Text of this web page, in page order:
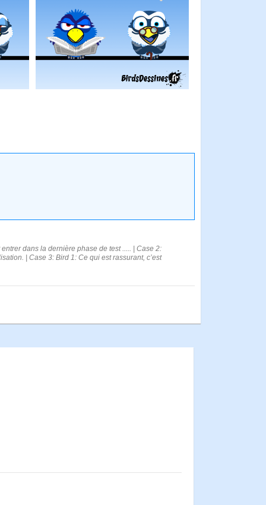
dans la dernière phase de test ..... | Case 2:
| Case 3: Bird 1: Ce qui est rassurant, c’est